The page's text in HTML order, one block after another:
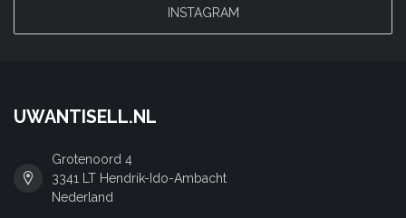
INSTAGRAM
UWANTISELL.NL
Grotenoord 4
3341 LT Hendrik-Ido-Ambacht
Nederland